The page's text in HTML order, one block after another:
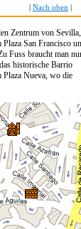
Nach oben
Zentrum von Sevilla,
San Francisco
Fuss braucht man
historische Barrio
Plaza Nueva, wo die